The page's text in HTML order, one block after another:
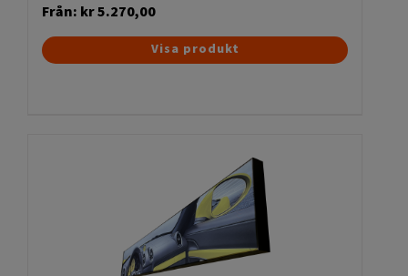
Från: kr5.270,00
Den
här
varianter.
olika
alternativen
kan
väljas
Visa produkt